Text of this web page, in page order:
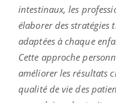
intestinaux, les
élaborer des stratégies
adaptées à chaque
Cette approche
améliorer les résultats
qualité de vie des